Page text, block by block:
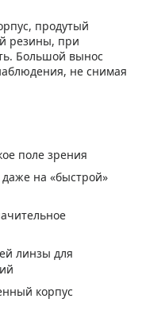
продутый
резины, при
Большой вынос
не снимая
поле зрения
на «быстрой»
линзы для
корпус